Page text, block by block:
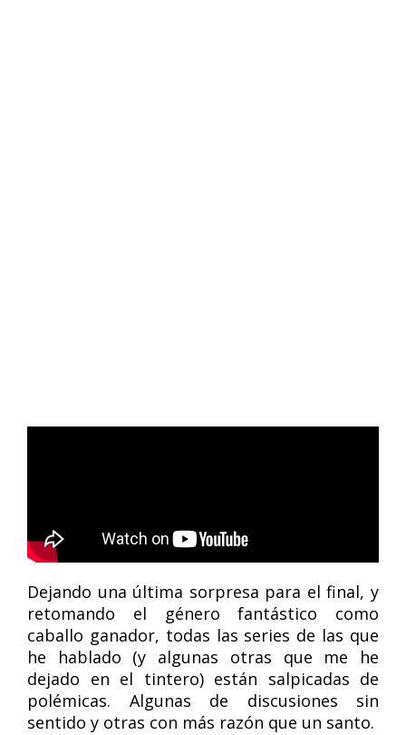
Dejando una última sorpresa para el final, y
retomando el género fantástico como
caballo ganador, todas las series de las que
he hablado (y algunas otras que me he
dejado en el tintero) están salpicadas de
polémicas. Algunas de discusiones sin
sentido y otras con más razón que un santo.